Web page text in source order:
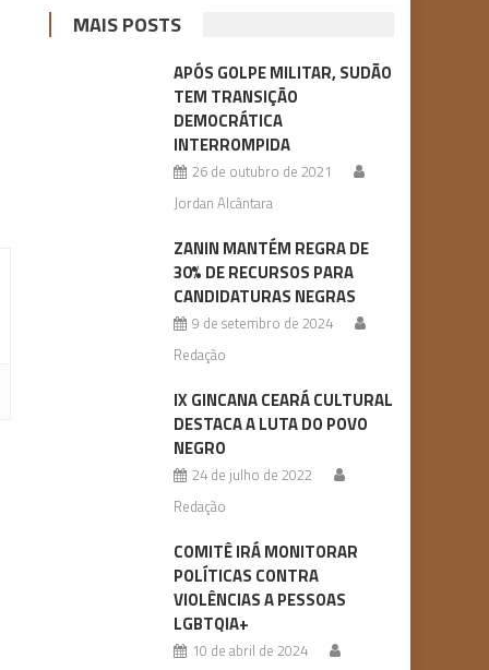
MAIS POSTS
APÓS GOLPE MILITAR, SUDÃO
TEM TRANSIÇÃO
DEMOCRÁTICA
INTERROMPIDA
26 de outubro de 2021
Jordan Alcântara
ZANIN MANTÉM REGRA DE
30% DE RECURSOS PARA
CANDIDATURAS NEGRAS
9 de setembro de 2024
Redação
IX GINCANA CEARÁ CULTURAL
DESTACA A LUTA DO POVO
NEGRO
24 de julho de 2022
Redação
COMITÊ IRÁ MONITORAR
POLÍTICAS CONTRA
VIOLÊNCIAS A PESSOAS
LGBTQIA+
10 de abril de 2024